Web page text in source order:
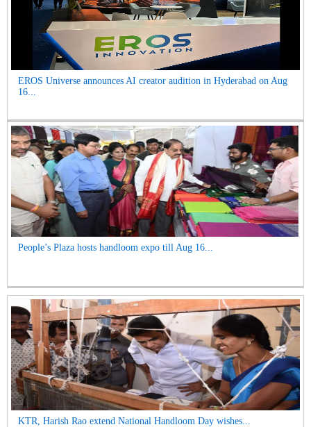
EROS Universe announces AI creator audition in Hyderabad on Aug
16...
People’s Plaza hosts handloom expo till Aug 16...
KTR, Harish Rao extend National Handloom Day wishes...